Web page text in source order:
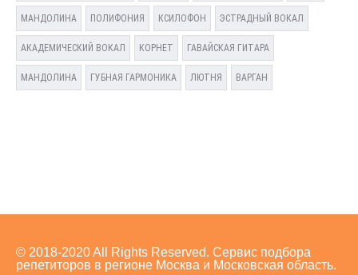
МАНДОЛИНА ПОЛИФОНИЯ КСИЛОФОН ЭСТРАДНЫЙ ВОКАЛ
АКАДЕМИЧЕСКИЙ ВОКАЛ КОРНЕТ ГАВАЙСКАЯ ГИТАРА
МАНДОЛИНА ГУБНАЯ ГАРМОНИКА ЛЮТНЯ ВАРГАН
© 2018-2020 All Rights Reserved. Сервис подбора
репетиторов в регионе Москва и Московская область.